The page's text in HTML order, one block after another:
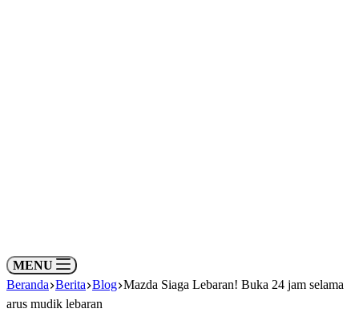
MENU
Beranda Berita Blog Mazda Siaga Lebaran! Buka 24 jam selama
arus mudik lebaran